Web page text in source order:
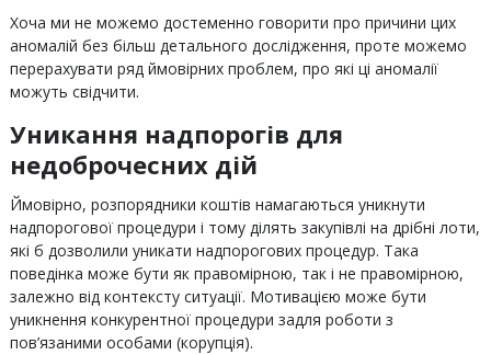
Хоча ми не можемо достеменно говорити про причини цих
аномалій без більш детального дослідження, проте можемо
перерахувати ряд ймовірних проблем, про які ці аномалії
можуть свідчити.
Уникання надпорогів для
недоброчесних дій
Ймовірно, розпорядники коштів намагаються уникнути
надпорогової процедури і тому ділять закупівлі на дрібні лоти,
які б дозволили уникати надпорогових процедур. Така
поведінка може бути як правомірною, так і не правомірною,
залежно від контексту ситуації. Мотивацією може бути
уникнення конкурентної процедури задля роботи з
пов’язаними особами (корупція).